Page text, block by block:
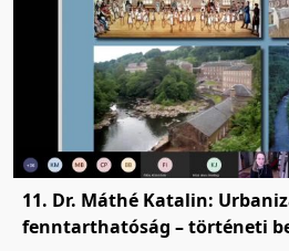
11. Dr. Máthé Katalin:
fenntarthatóság – történeti